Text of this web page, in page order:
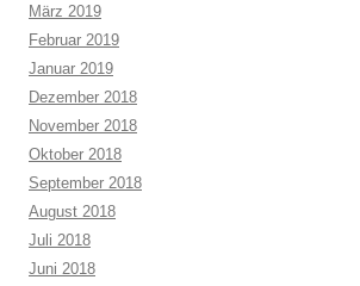
März 2019
Februar 2019
Januar 2019
Dezember 2018
November 2018
Oktober 2018
September 2018
August 2018
Juli 2018
Juni 2018